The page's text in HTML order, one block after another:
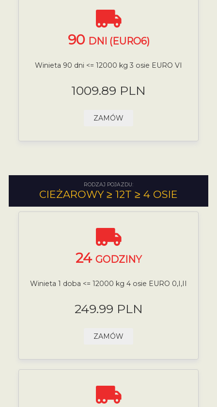
90 DNI (EURO6)
Winieta 90 dni <= 12000 kg 3 osie EURO VI
1009.89 PLN
ZAMÓW
RODZAJ POJAZDU:
CIEŻAROWY ≥ 12T ≥ 4 OSIE
24 GODZINY
Winieta 1 doba <= 12000 kg 4 osie EURO 0,I,II
249.99 PLN
ZAMÓW